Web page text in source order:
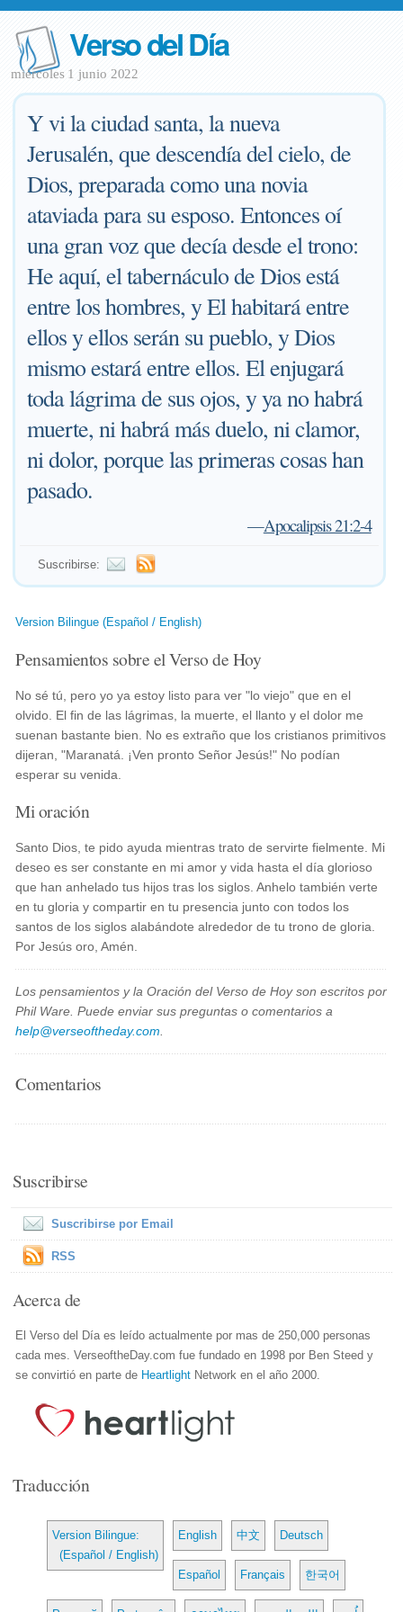
Verso del Día
miércoles 1 junio 2022
Y vi la ciudad santa, la nueva
Jerusalén, que descendía del cielo, de
Dios, preparada como una novia
ataviada para su esposo. Entonces oí
una gran voz que decía desde el trono:
He aquí, el tabernáculo de Dios está
entre los hombres, y El habitará entre
ellos y ellos serán su pueblo, y Dios
mismo estará entre ellos. El enjugará
toda lágrima de sus ojos, y ya no habrá
muerte, ni habrá más duelo, ni clamor,
ni dolor, porque las primeras cosas han
pasado.
—Apocalipsis 21:2-4
Suscribirse:
Version Bilingue (Español / English)
Pensamientos sobre el Verso de Hoy
No sé tú, pero yo ya estoy listo para ver "lo viejo" que en el
olvido. El fin de las lágrimas, la muerte, el llanto y el dolor me
suenan bastante bien. No es extraño que los cristianos primitivos
dijeran, "Maranatá. ¡Ven pronto Señor Jesús!" No podían
esperar su venida.
Mi oración
Santo Dios, te pido ayuda mientras trato de servirte fielmente. Mi
deseo es ser constante en mi amor y vida hasta el día glorioso
que han anhelado tus hijos tras los siglos. Anhelo también verte
en tu gloria y compartir en tu presencia junto con todos los
santos de los siglos alabándote alrededor de tu trono de gloria.
Por Jesús oro, Amén.
Los pensamientos y la Oración del Verso de Hoy son escritos por
Phil Ware. Puede enviar sus preguntas o comentarios a
help@verseoftheday.com
Comentarios
Suscribirse
Suscribirse por Email
RSS
Acerca de
El Verso del Día es leído actualmente por mas de 250,000 personas
cada mes. VerseoftheDay.com fue fundado en 1998 por Ben Steed y
se convirtió en parte de Heartlight Network en el año 2000.
Traducción
Version Bilingue:
(Español / English)
English 中文 Deutsch
Español Français 한국어